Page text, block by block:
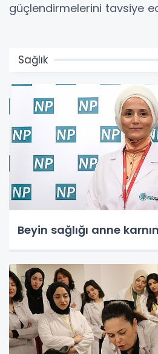
güçlendirmelerini tavsiye
Sağlık
Beyin sağlığı anne